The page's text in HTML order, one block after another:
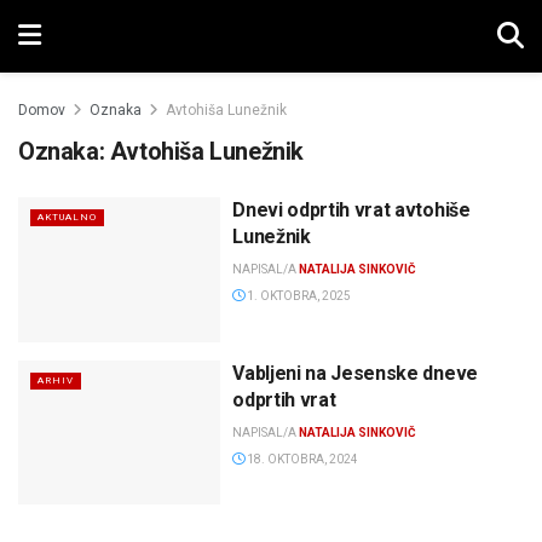
Domov Oznaka Avtohiša Lunežnik
Oznaka: Avtohiša Lunežnik
AKTUALNO
Dnevi odprtih vrat avtohiše
Lunežnik
NAPISAL/A NATALIJA SINKOVIČ
1. OKTOBRA, 2025
ARHIV
Vabljeni na Jesenske dneve
odprtih vrat
NAPISAL/A NATALIJA SINKOVIČ
18. OKTOBRA, 2024